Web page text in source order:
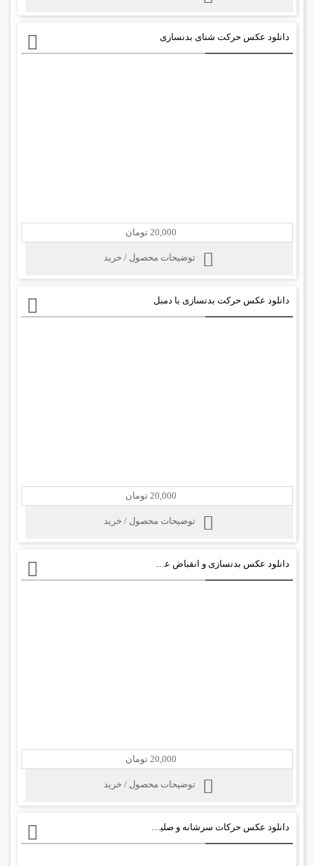
دانلود عکس حرکت شنای بدنسازی
20,000 تومان
توضیحات محصول / خرید
دانلود عکس حرکت بدنسازی با دمبل
20,000 تومان
توضیحات محصول / خرید
دانلود عکس بدنسازی و انقباض عضلات شانه
20,000 تومان
توضیحات محصول / خرید
دانلود عکس حرکات سرشانه و صلیبی بدنسازی